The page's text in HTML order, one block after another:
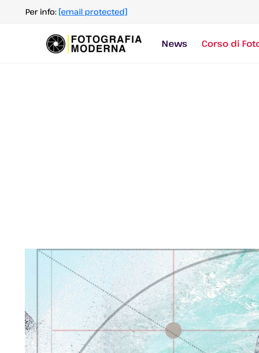
contenuto
Per info: [email protected]
News Corso di